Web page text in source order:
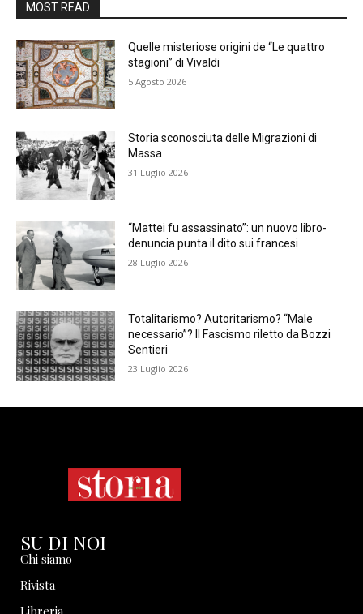
MOST READ
Quelle misteriose origini de “Le quattro
stagioni” di Vivaldi
5 Agosto 2026
Storia sconosciuta delle Migrazioni di
Massa
31 Luglio 2026
“Mattei fu assassinato”: un nuovo libro-
denuncia punta il dito sui francesi
28 Luglio 2026
Totalitarismo? Autoritarismo? “Male
necessario”? Il Fascismo riletto da Bozzi
Sentieri
23 Luglio 2026
SU DI NOI
Chi siamo
Rivista
Libreria